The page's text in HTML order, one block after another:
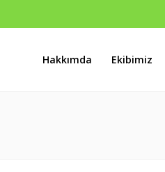
Hakkımda Ekibimiz